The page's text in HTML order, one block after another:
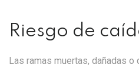
Riesgo de
Las ramas muertas, dañadas o